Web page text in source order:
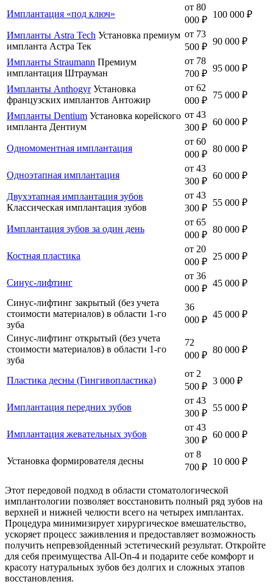
Имплантация «под ключ»
от 80
000 ₽
100 000 ₽
Импланты Astra Tech Установка премиум
импланта Астра Тек
от 73
500 ₽
90 000 ₽
Импланты Straumann Премиум
имплантация Штрауман
от 78
700 ₽
95 000 ₽
Импланты Anthogyr Установка
французских имплантов Антожир
от 62
000 ₽
75 000 ₽
Импланты Dentium Установка корейского
импланта Дентиум
от 43
300 ₽
60 000 ₽
Одномоментная имплантация
от 60
000 ₽
80 000 ₽
Одноэтапная имплантация
от 43
300 ₽
60 000 ₽
Двухэтапная имплантация зубов
Классическая имплантация зубов
от 43
300 ₽
55 000 ₽
Имплантация зубов за один день
от 65
000 ₽
80 000 ₽
Костная пластика
от 20
000 ₽
25 000 ₽
Синус-лифтинг
от 36
000 ₽
45 000 ₽
Синус-лифтинг закрытый (без учета
стоимости материалов) в области 1-го
зуба
36
000 ₽
45 000 ₽
Синус-лифтинг открытый (без учета
стоимости материалов) в области 1-го
зуба
72
000 ₽
80 000 ₽
Пластика десны (Гингивопластика)
от 2
500 ₽
3 000 ₽
Имплантация передних зубов
от 43
300 ₽
55 000 ₽
Имплантация жевательных зубов
от 43
300 ₽
60 000 ₽
Установка формирователя десны
от 8
700 ₽
10 000 ₽
Этот передовой подход в области стоматологической
имплантологии позволяет восстановить полный ряд зубов на
верхней и нижней челюсти всего на четырех имплантах.
Процедура минимизирует хирургическое вмешательство,
ускоряет процесс заживления и предоставляет возможность
получить непревзойденный эстетический результат. Откройте
для себя преимущества All-On-4 и подарите себе комфорт и
красоту натуральных зубов без долгих и сложных этапов
восстановления.